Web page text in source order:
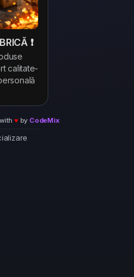
❗
calitate-
♥ by CodeMix